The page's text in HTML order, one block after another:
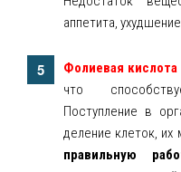
аппетита,
Фолиевая кислота
что
Поступление в
деление клеток, их
правильную